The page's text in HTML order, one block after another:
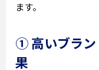
ます。
① 高いブラン
果